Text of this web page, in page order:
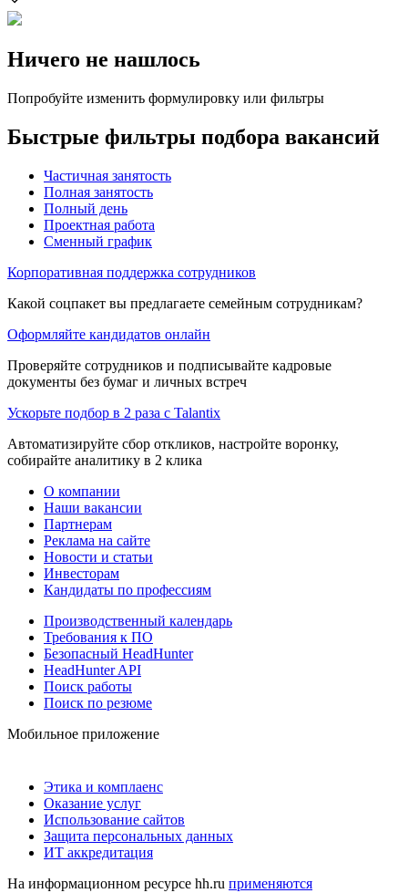
Ничего не нашлось
Попробуйте изменить формулировку или фильтры
Быстрые фильтры подбора вакансий
Частичная занятость
Полная занятость
Полный день
Проектная работа
Сменный график
Корпоративная поддержка сотрудников
Какой соцпакет вы предлагаете семейным сотрудникам?
Оформляйте кандидатов онлайн
Проверяйте сотрудников и подписывайте кадровые
документы без бумаг и личных встреч
Ускорьте подбор в 2 раза с Talantix
Автоматизируйте сбор откликов, настройте воронку,
собирайте аналитику в 2 клика
О компании
Наши вакансии
Партнерам
Реклама на сайте
Новости и статьи
Инвесторам
Кандидаты по профессиям
Производственный календарь
Требования к ПО
Безопасный HeadHunter
HeadHunter API
Поиск работы
Поиск по резюме
Мобильное приложение
Этика и комплаенс
Оказание услуг
Использование сайтов
Защита персональных данных
ИТ аккредитация
На информационном ресурсе hh.ru применяются